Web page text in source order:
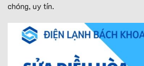
chóng, uy tín.